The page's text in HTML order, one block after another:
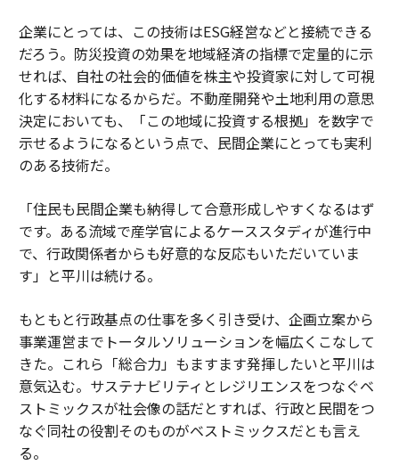
企業にとっては、この技術はESG経営などと接続できる
だろう。防災投資の効果を地域経済の指標で定量的に示
せれば、自社の社会的価値を株主や投資家に対して可視
化する材料になるからだ。不動産開発や土地利用の意思
決定においても、「この地域に投資する根拠」を数字で
示せるようになるという点で、民間企業にとっても実利
のある技術だ。
「住民も民間企業も納得して合意形成しやすくなるはず
です。ある流域で産学官によるケーススタディが進行中
で、行政関係者からも好意的な反応もいただいていま
す」と平川は続ける。
もともと行政基点の仕事を多く引き受け、企画立案から
事業運営までトータルソリューションを幅広くこなして
きた。これら「総合力」もますます発揮したいと平川は
意気込む。サステナビリティとレジリエンスをつなぐベ
ストミックスが社会像の話だとすれば、行政と民間をつ
なぐ同社の役割そのものがベストミックスだとも言え
る。